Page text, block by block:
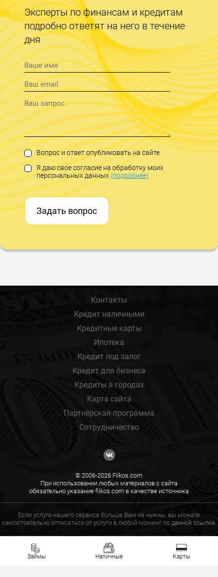
Эксперты по финансам и кредитам
подробно ответят на него в течение
дня
Вопрос и ответ опубликовать на сайте
Я даю свое согласие на обработку моих
персональных данных(подробнее)
Задать вопрос
Займы Наличные Карты
Контакты
Кредит наличными
Кредитные карты
Ипотека
Кредит под залог
Кредит для бизнеса
Кредиты в городах
Карта сайта
Партнёрская программа
Сотрудничество
© 2006-2026 Filkos.com
При использовании любых материалов с сайта
обязательно указание filkos.com в качестве источника
Если услуги нашего сервиса больше Вам не нужны, вы можете
самостоятельно отписаться от услуги в любой момент по данной ссылке.